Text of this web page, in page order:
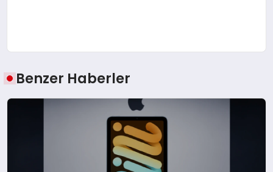
Benzer Haberler